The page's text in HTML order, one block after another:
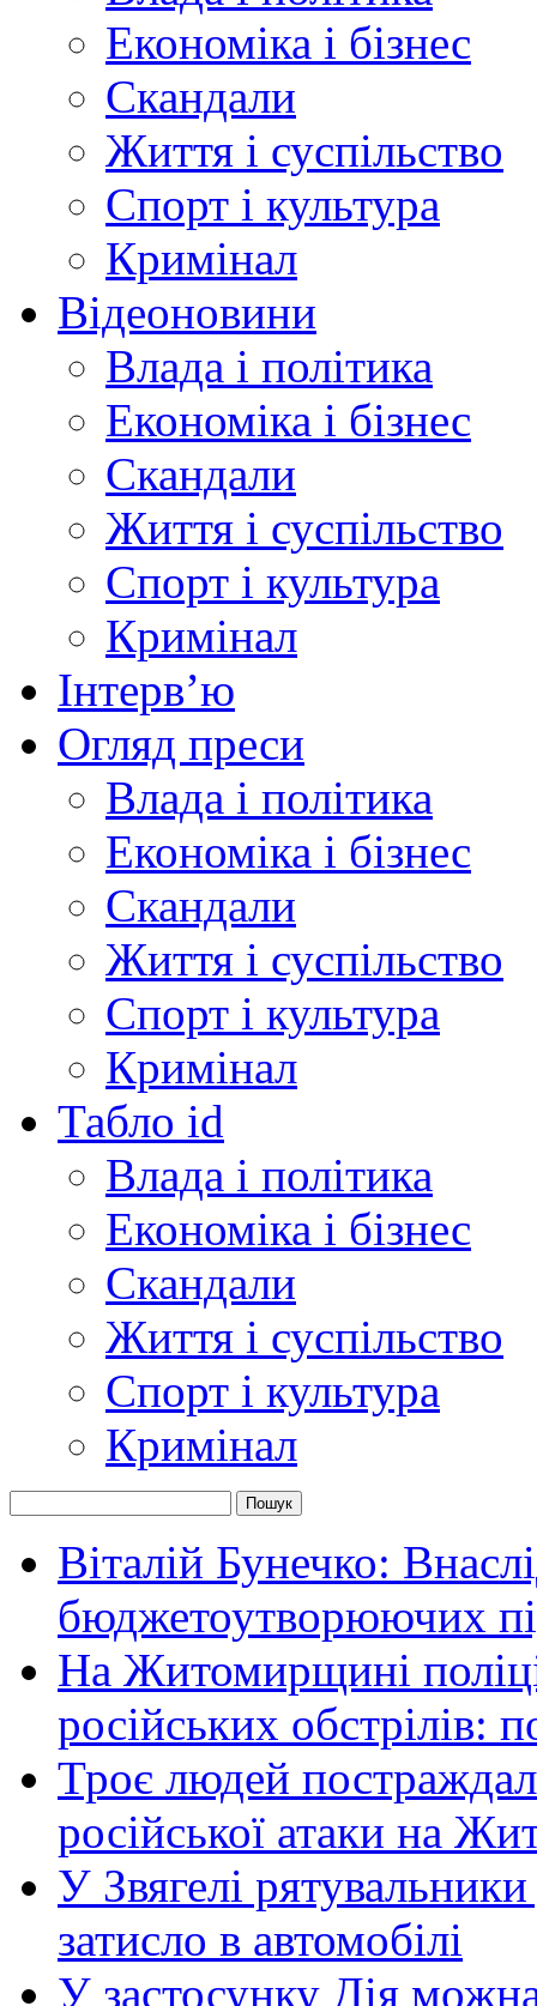
Економіка і бізнес
Скандали
Життя і суспільство
Спорт і культура
Кримінал
Відеоновини
Влада і політика
Економіка і бізнес
Скандали
Життя і суспільство
Спорт і культура
Кримінал
Інтерв’ю
Огляд преси
Влада і політика
Економіка і бізнес
Скандали
Життя і суспільство
Спорт і культура
Кримінал
Табло id
Влада і політика
Економіка і бізнес
Скандали
Життя і суспільство
Спорт і культура
Кримінал
Віталій Бунечко:
бюджетоутворюючих
На Житомирщині
російських обстрілів:
Троє людей
російської атаки на
У Звягелі
затисло в автомобілі
У застосунку Дія